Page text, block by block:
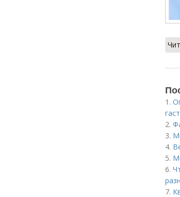
1.
2.
3.
4.
5.
6.
7.